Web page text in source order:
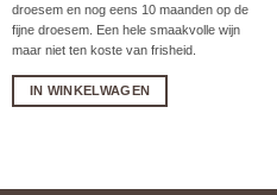
droesem en nog eens 10 maanden op de
fijne droesem. Een hele smaakvolle wijn
maar niet ten koste van frisheid.
IN WINKELWAGEN